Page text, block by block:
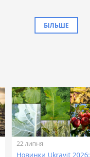
БІЛЬШЕ
22 липня
Новинки Ukravit 2026: